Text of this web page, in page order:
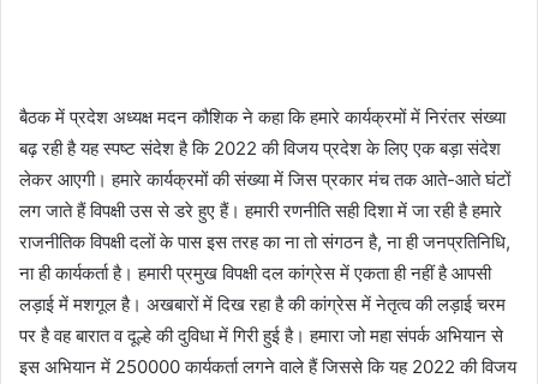
बैठक में प्रदेश अध्यक्ष मदन कौशिक ने कहा कि हमारे कार्यक्रमों में निरंतर संख्या
बढ़ रही है यह स्पष्ट संदेश है कि 2022 की विजय प्रदेश के लिए एक बड़ा संदेश
लेकर आएगी। हमारे कार्यक्रमों की संख्या में जिस प्रकार मंच तक आते-आते घंटों
लग जाते हैं विपक्षी उस से डरे हुए हैं। हमारी रणनीति सही दिशा में जा रही है हमारे
राजनीतिक विपक्षी दलों के पास इस तरह का ना तो संगठन है, ना ही जनप्रतिनिधि,
ना ही कार्यकर्ता है। हमारी प्रमुख विपक्षी दल कांग्रेस में एकता ही नहीं है आपसी
लड़ाई में मशगूल है। अखबारों में दिख रहा है की कांग्रेस में नेतृत्व की लड़ाई चरम
पर है वह बारात व दूल्हे की दुविधा में गिरी हुई है। हमारा जो महा संपर्क अभियान से
इस अभियान में 250000 कार्यकर्ता लगने वाले हैं जिससे कि यह 2022 की विजय